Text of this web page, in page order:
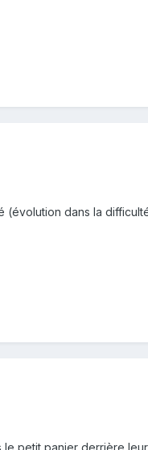
(évolution dans la